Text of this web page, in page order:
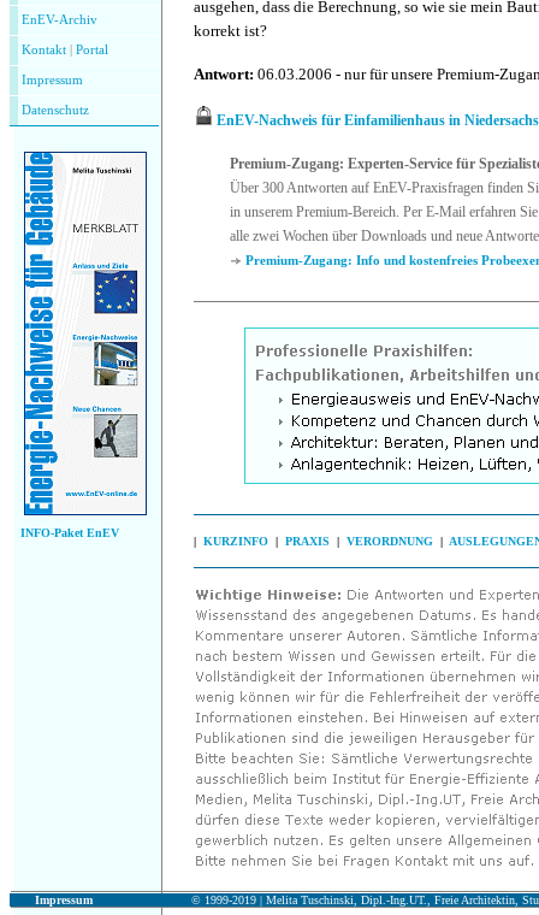
EnEV-Archiv
Kontakt Portal
Impressum
Datenschutz
INFO-Paket EnEV
ausgehen, dass die Berechnung, so wie sie mein
korrekt ist?
Antwort: 06.03.2006 - nur für unsere Premium-
EnEV-Nachweis für Einfamilienhaus in
Premium-Zugang: Experten-Service für
Über 300 Antworten auf EnEV-Praxisfragen finden
in unserem Premium-Bereich. Per E-Mail erfahren
alle zwei Wochen über Downloads und neue
Premium-Zugang: Info und kostenfreies
| KURZINFO | PRAXIS | VERORDNUNG |
Impressum © 1999-2019 | Melita Tuschinski, Dipl.-Ing.UT., Freie Architektin,